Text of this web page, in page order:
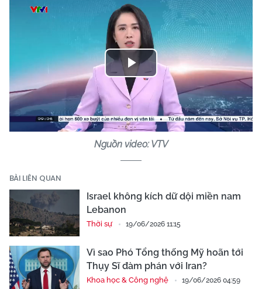
Play
Video
Nguồn video: VTV
BÀI LIÊN QUAN
Israel không kích dữ dội miền nam
Lebanon
Thời sự 19/06/2026 11:15
Vì sao Phó Tổng thống Mỹ hoãn tới
Thụy Sĩ đàm phán với Iran?
Khoa học & Công nghệ 19/06/2026 04:59